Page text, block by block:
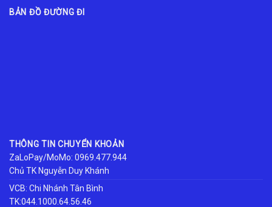
BẢN ĐỒ ĐƯỜNG ĐI
THÔNG TIN CHUYỂN KHOẢN
ZaLoPay/MoMo: 0969.477.944
Chủ TK Nguyễn Duy Khánh
VCB: Chi Nhánh Tân Bình
TK:044.1000.64.56.46